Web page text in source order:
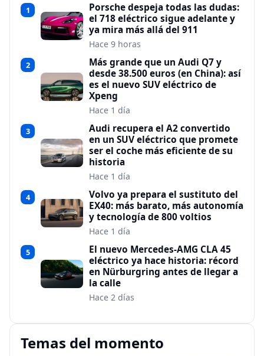
1
Porsche despeja todas las dudas:
el 718 eléctrico sigue adelante y
ya mira más allá del 911
Hace 9 horas
2
Más grande que un Audi Q7 y
desde 38.500 euros (en China): así
es el nuevo SUV eléctrico de
Xpeng
Hace 1 día
3
Audi recupera el A2 convertido
en un SUV eléctrico que promete
ser el coche más eficiente de su
historia
Hace 1 día
4
Volvo ya prepara el sustituto del
EX40: más barato, más autonomía
y tecnología de 800 voltios
Hace 1 día
5
El nuevo Mercedes-AMG CLA 45
eléctrico ya hace historia: récord
en Nürburgring antes de llegar a
la calle
Hace 2 días
Temas del momento